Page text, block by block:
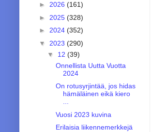
► 2026 (161)
► 2025 (328)
► 2024 (352)
▼ 2023 (290)
▼ 12 (39)
Onnellista Uutta Vuotta
2024
On rotusyrjintää, jos hidas
hämäläinen eikä kiero
...
Vuosi 2023 kuvina
Erilaisia liikennemerkkejä